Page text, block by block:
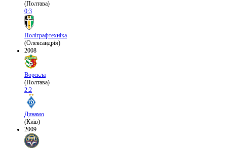
(Полтава)
0:3
Поліграфтехніка
(Олександрія)
2008
Ворскла
(Полтава)
2:2
Динамо
(Київ)
2009